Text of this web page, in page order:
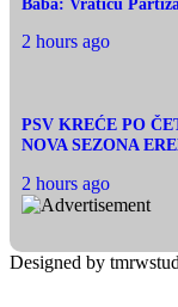
2 hours ago
PSV KREĆE PO
NOVA SEZONA
2 hours ago
Designed by